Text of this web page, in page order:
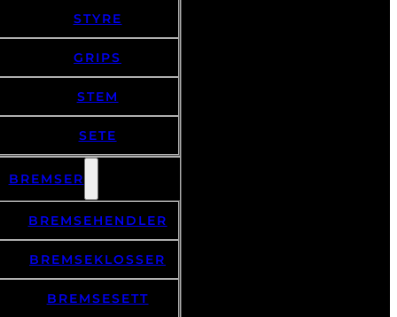
STYRE
GRIPS
STEM
SETE
BREMSER
BREMSEHENDLER
BREMSEKLOSSER
BREMSESETT